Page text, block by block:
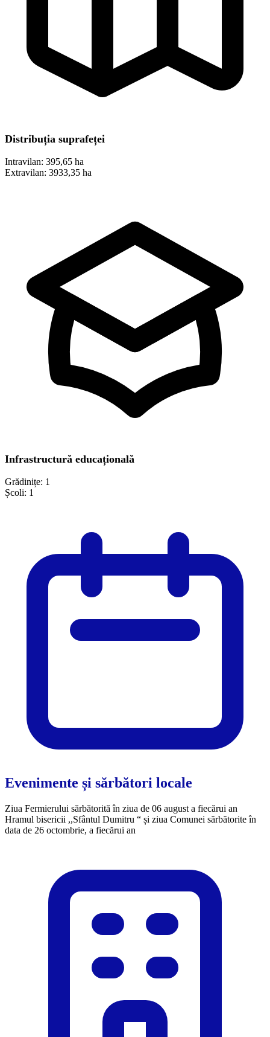
Distribuția suprafeței
Intravilan: 395,65 ha
Extravilan: 3933,35 ha
Infrastructură educațională
Grădinițe: 1
Școli: 1
Evenimente și sărbători locale
Ziua Fermierului sărbătorită în ziua de 06 august a fiecărui an
​Hramul bisericii ,,Sfântul Dumitru “ și ziua Comunei sărbătorite în
data de 26 octombrie, a fiecărui an